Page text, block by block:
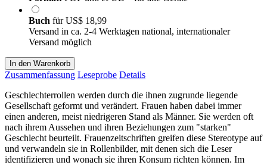
Buch fürUS$ 18,99
Versand in ca. 2-4 Werktagen national, internationaler
Versand möglich
In den Warenkorb
Zusammenfassung Leseprobe Details
Geschlechterrollen werden durch die ihnen zugrunde liegende
Gesellschaft geformt und verändert. Frauen haben dabei immer
einen anderen, meist niedrigeren Stand als Männer. Sie werden oft
nach ihrem Aussehen und ihren Beziehungen zum "starken"
Geschlecht beurteilt. Frauenzeitschriften greifen diese Stereotype auf
und verwandeln sie in Rollenbilder, mit denen sich die Leser
identifizieren und wonach sie ihren Konsum richten können. Im